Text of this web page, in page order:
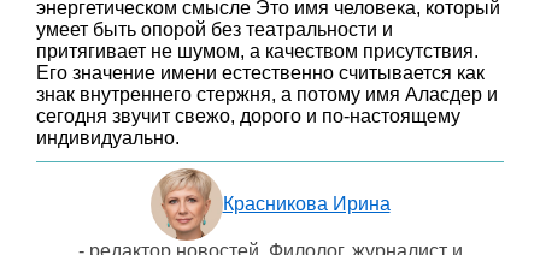
энергетическом смысле Это имя человека, который
умеет быть опорой без театральности и
притягивает не шумом, а качеством присутствия.
Его значение имени естественно считывается как
знак внутреннего стержня, а потому имя Аласдер и
сегодня звучит свежо, дорого и по-настоящему
индивидуально.
Красникова Ирина
- редактор новостей. Филолог, журналист и